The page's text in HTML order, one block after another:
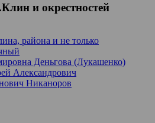
и окрестностей
района и не только
Деньгова (Лукашенко)
Александрович
Никаноров